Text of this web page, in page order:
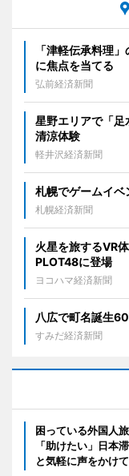
「津軽伝承料理
に焦点を当てる
弘前経済新聞
星野エリアで「
清涼体験
軽井沢経済新聞
札幌でゲームイ
札幌経済新聞
火星を旅するVR
PLOT48に登場
ヨコハマ経済新聞
八広で町名誕生
すみだ経済新聞
困っている外国人
「助けたい」日本
と気軽に声をかけて